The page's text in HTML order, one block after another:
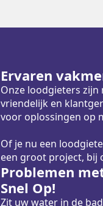
Ervaren
Onze loodgieters zijn
vriendelijk en
voor oplossingen op
Of je nu een
een groot project, bij
Problemen
Snel Op!
Zit uw water in de